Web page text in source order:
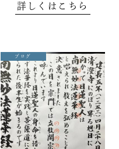
詳しくはこちら
ブログ